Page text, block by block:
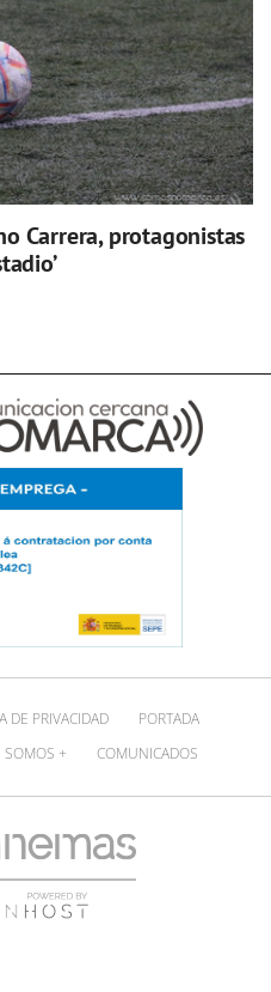
Carrera, protagonistas
DE PRIVACIDAD
PORTADA
SOMOS + COMUNICADOS